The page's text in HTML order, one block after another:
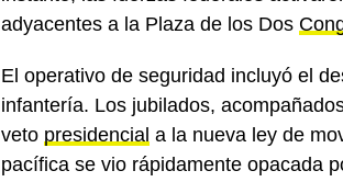
adyacentes a la Plaza de los Dos
El operativo de seguridad incluyó el
infantería. Los jubilados,
veto presidencial a la nueva ley de
pacífica se vio rápidamente opacada